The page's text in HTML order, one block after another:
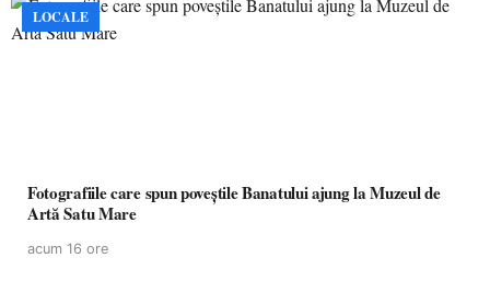
LOCALE
Fotografiile care spun poveștile Banatului ajung la Muzeul de
Artă Satu Mare
acum 16 ore